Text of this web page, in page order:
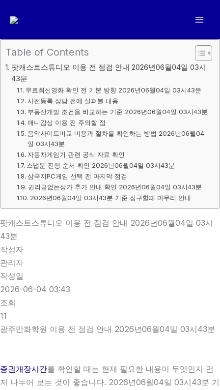
너
Table of Contents
팟캐스트스튜디오 이용 전 점검 안내 2026년06월04일 03시
43분
무료최신영화 확인 전 기본 방향 2026년06월04일 03시43분
사전등록 상담 전에 살펴볼 내용
부동산개발 조건을 비교하는 기준 2026년06월04일 03시43분
애니감상 이용 전 주의할 점
음악사이트비교 비용과 절차를 확인하는 방법 2026년06월04
일 03시43분
자동차게임기 관련 공식 자료 확인
스냅툰 진행 순서 확인 2026년06월04일 03시43분
삼국지PC게임 선택 전 마지막 점검
권리금없는상가 추가 안내 확인 2026년06월04일 03시43분
2026년06월04일 03시43분 기준 집구할때 마무리 안내
팟캐스트스튜디오 이용 전 점검 안내 2026년06월04일 03시
43분
작성자
관리자
작성일
2026-06-04 03:43
조회
11
광주만화학원 이용 전 점검 안내 2026년06월04일 03시43분
증권개장시간를 확인할 때는 현재 필요한 내용이 무엇인지 먼
저 나누어 보는 것이 좋습니다. 2026년06월04일 03시43분 기